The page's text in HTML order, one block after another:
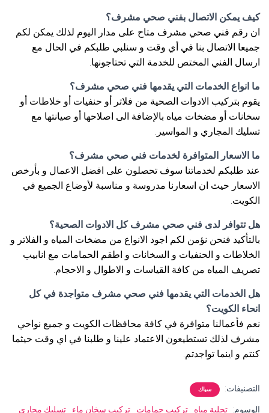
كيف يمكن الاتصال بفني صحي مشرف؟
ان رقم فني صحي مشرف متاح على مدار اليوم لذلك يمكن لكم
جميعا الاتصال بنا في أي وقت و سنلبي طلبكم في الحال مع
ارسال الفني المختص للخدمة التي تحتاجونها.
ما انواع الخدمات التي يقدمها فني صحي مشرف؟
يقوم بتركيب الادوات الصحية من فلاتر أو حنفيات أو خلاطات أو
سخانات أو مضخات مياه بالإضافة الى اصلاحها أو صيانتها مع
تسليك المجاري و المواسير.
ما الاسعار المتوافرة لخدمات فني صحي مشرف؟
عند طلبكم لخدماتنا سوف تحصلون على افضل الاعمال و بأرخص
الاسعار حيث ان اسعارنا مدروسة و مناسبة لأوضاع الجميع في
الكويت.
هل تتوافر لدى فني صحي مشرف كل الادوات الصحية؟
بالتأكيد فنحن نؤمن لكم اجود الانواع من مضخات المياه و الفلاتر و
الخلاطات و الحنفيات و السخانات و اطقم الحمامات مع انابيب
تصريف المياه من كافة القياسات و الاطوال و الاحجام.
هل الخدمات التي يقدمها فني صحي مشرف متواجدة في كل
انحاء الكويت؟
نعم فأعمالنا متوافرة في كافة محافظات الكويت و جميع نواحي
مشرف لذلك تستطيعون الاعتماد علينا و طلبنا في اي وقت حيثما
كنتم و اينما تواجدتم.
التصنيفات: سباك
الوسوم: تحلية مياه تركيب حمامات تركيب سخان ماء
تسليك مجاري